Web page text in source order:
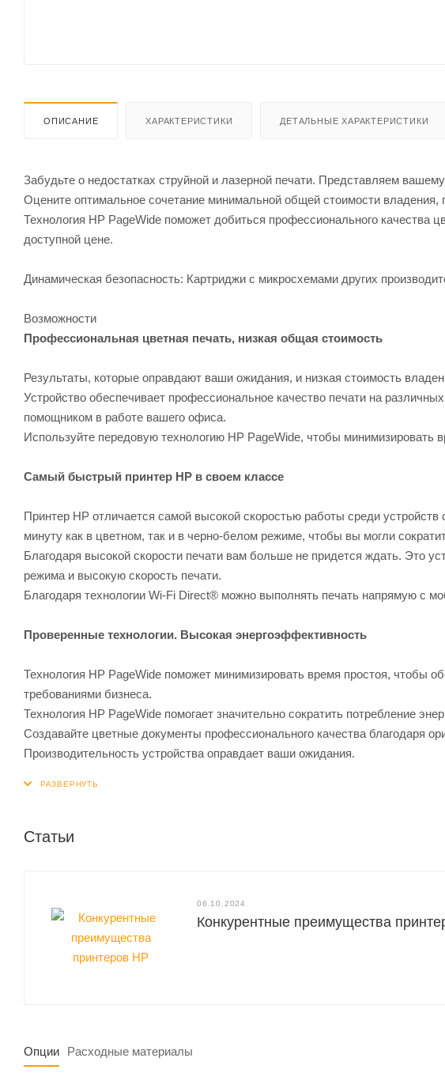
ОПИСАНИЕ ХАРАКТЕРИСТИКИ ДЕТАЛЬНЫЕ ХАРАКТЕРИСТИКИ
Забудьте о недостатках струйной и лазерной печати. Представляем
Оцените оптимальное сочетание минимальной общей стоимости владения,
Технология HP PageWide поможет добиться профессионального качества
доступной цене.
Динамическая безопасность: Картриджи с микросхемами других
Возможности
Профессиональная цветная печать, низкая общая стоимость
Результаты, которые оправдают ваши ожидания, и низкая стоимость
Устройство обеспечивает профессиональное качество печати на
помощником в работе вашего офиса.
Используйте передовую технологию HP PageWide, чтобы минимизировать
Самый быстрый принтер HP в своем классе
Принтер HP отличается самой высокой скоростью работы среди
минуту как в цветном, так и в черно-белом режиме, чтобы вы могли
Благодаря высокой скорости печати вам больше не придется ждать. Это
режима и высокую скорость печати.
Благодаря технологии Wi-Fi Direct® можно выполнять печать напрямую с
Проверенные технологии. Высокая энергоэффективность
Технология HP PageWide поможет минимизировать время простоя, чтобы
требованиями бизнеса.
Технология HP PageWide помогает значительно сократить потребление
Создавайте цветные документы профессионального качества благодаря
Производительность устройства оправдает ваши ожидания.
Статьи
06.10.2024
Конкурентные преимущества
Опции Расходные материалы